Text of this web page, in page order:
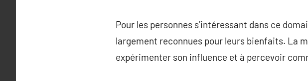
Pour les personnes s’intéressant dans ce
largement reconnues pour leurs bienfaits. La
expérimenter son influence et à percevoir